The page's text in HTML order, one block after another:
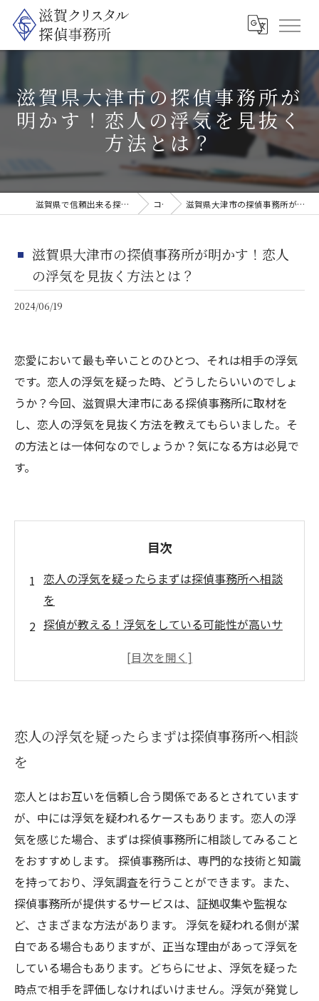
滋賀県大津市の探偵事務所が
明かす！恋人の浮気を見抜く
方法とは？
滋賀県で信頼出来る探偵なら滋賀クリスタル探偵事務所 コラム 滋賀県大津市の探偵事務所が明かす！恋人の浮気を見抜く方法とは？
滋賀県大津市の探偵事務所が明かす！恋人
の浮気を見抜く方法とは？
2024/06/19
恋愛において最も辛いことのひとつ、それは相手の浮気
です。恋人の浮気を疑った時、どうしたらいいのでしょ
うか？今回、滋賀県大津市にある探偵事務所に取材を
し、恋人の浮気を見抜く方法を教えてもらいました。そ
の方法とは一体何なのでしょうか？気になる方は必見で
す。
目次
恋人の浮気を疑ったらまずは探偵事務所へ相談
を
探偵が教える！浮気をしている可能性が高いサ
浮気の証拠を掴むために必要な調査内容とは？
浮気調査にかかる費用はどの程度？気になる相
恋人の浮気を疑ったらまずは探偵事務所へ相談
を
恋人とはお互いを信頼し合う関係であるとされています
が、中には浮気を疑われるケースもあります。恋人の浮
気を感じた場合、まずは探偵事務所に相談してみること
をおすすめします。 探偵事務所は、専門的な技術と知識
を持っており、浮気調査を行うことができます。また、
探偵事務所が提供するサービスは、証拠収集や監視な
ど、さまざまな方法があります。 浮気を疑われる側が潔
白である場合もありますが、正当な理由があって浮気を
している場合もあります。どちらにせよ、浮気を疑った
時点で相手を評価しなければいけません。浮気が発覚し